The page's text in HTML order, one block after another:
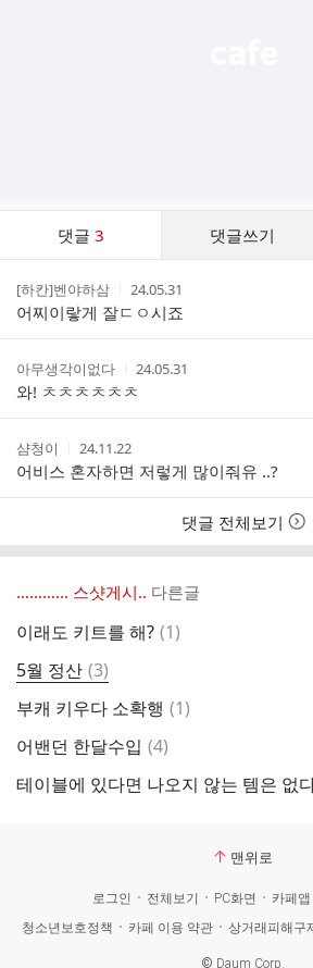
댓글 3 댓글쓰기
스
작
성
자
[하칸]벤야하삼
작
성
시
간
24.05.31
어찌이랗게 잘ㄷㅇ시죠
작
성
자
아무생각이없다
작
성
시
간
24.05.31
와! ㅊㅊㅊㅊㅊㅊ
작
성
자
샴청이
작
성
시
간
24.11.22
어비스 혼자하면 저렇게 많이줘유 ..?
댓글 전체보기
………… 스샷게시.. 다른글
이래도 키트를 해? 댓
(1)
5월 정산 댓
글
(3)
부캐 키우다 소확행 댓
(1)
어밴던 한달수입 댓
(4)
테이블에 있다면 나오지 않는 템은 없
맨위로
로그인 전체보기 PC화면 카페앱
청소년보호정책
카페 이용 약관 상거래피해구
© Daum Corp.